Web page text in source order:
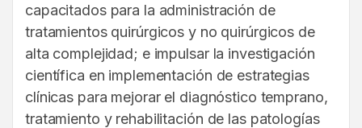
capacitados para la administración de
tratamientos quirúrgicos y no quirúrgicos de
alta complejidad; e impulsar la investigación
científica en implementación de estrategias
clínicas para mejorar el diagnóstico temprano,
tratamiento y rehabilitación de las patologías